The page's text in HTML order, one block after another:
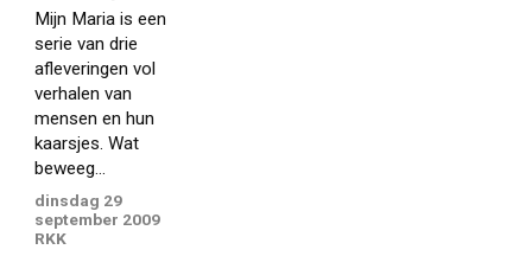
Mijn Maria is een
serie van drie
afleveringen vol
verhalen van
mensen en hun
kaarsjes. Wat
beweeg...
dinsdag 29
september 2009
RKK